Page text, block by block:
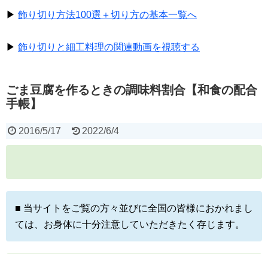
▶ 飾り切り方法100選＋切り方の基本一覧へ
▶ 飾り切りと細工料理の関連動画を視聴する
ごま豆腐を作るときの調味料割合【和食の配合
手帳】
2016/5/17 2022/6/4
■ 当サイトをご覧の方々並びに全国の皆様におかれまし
ては、お身体に十分注意していただきたく存じます。